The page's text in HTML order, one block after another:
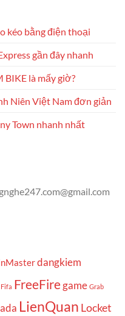
kéo bằng điện thoại
gần đây nhanh
BIKE là mấy giờ?
Niên Việt Nam đơn giản
Town nhanh nhất
dangkiem
Fifa FreeFiregame Grab
LienQuan Locket